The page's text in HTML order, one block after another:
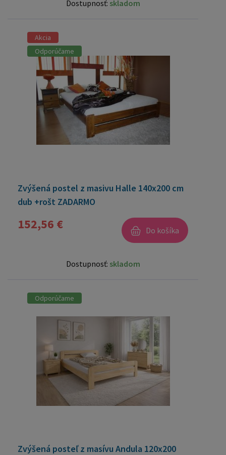
Dostupnosť: skladom
Akcia
Odporúčame
Zvýšená postel z masivu Halle 140x200 cm
dub +rošt ZADARMO
152,56 € Do košíka
Dostupnosť: skladom
Odporúčame
Zvýšená posteľ z masívu Andula 120x200